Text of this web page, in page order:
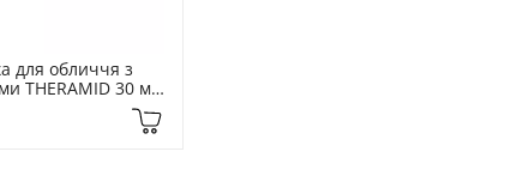
для обличчя з
THERAMID 30 мл